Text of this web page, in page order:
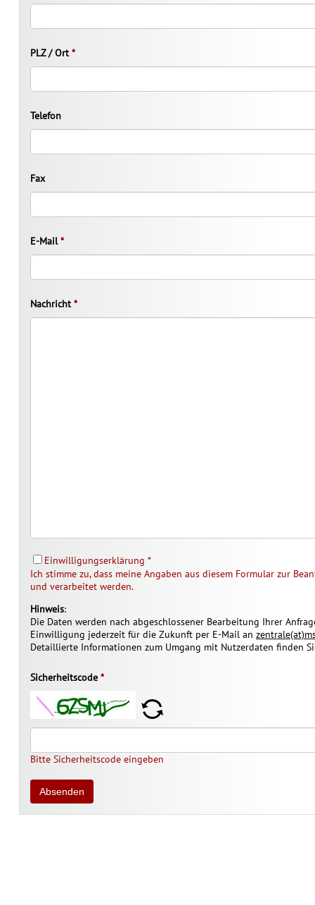
PLZ / Ort*
Telefon
Fax
E-Mail*
Nachricht*
Einwilligungserklärung *
Ich stimme zu, dass meine Angaben aus diesem Formular zur
und verarbeitet werden.
Hinweis:
Die Daten werden nach abgeschlossener Bearbeitung Ihrer
Einwilligung jederzeit für die Zukunft per E-Mail an
Detaillierte Informationen zum Umgang mit Nutzerdaten finden
Sicherheitscode *
Bitte Sicherheitscode eingeben
Absenden